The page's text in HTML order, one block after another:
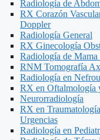
Radiología de
RX Corazón
Doppler
Radiología General
RX Ginecología
Radiología de
RNM Tomografía
Radiología en
RX en Oftalmología
Neurorradiología
RX en
Urgencias
Radiología en